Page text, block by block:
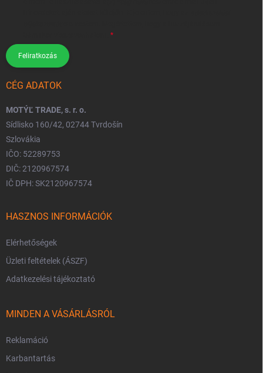
Feliratkozás
CÉG ADATOK
MOTÝĽ TRADE, s. r. o.
Sídlisko 160/42, 02744 Tvrdošín
Szlovákia
IČO: 52289753
DIČ: 2120967574
IČ DPH: SK2120967574
HASZNOS INFORMÁCIÓK
Elérhetőségek
Üzleti feltételek (ÁSZF)
Adatkezelési tájékoztató
MINDEN A VÁSÁRLÁSRÓL
Reklamáció
Karbantartás